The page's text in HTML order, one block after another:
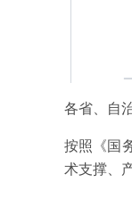
各省、自
按照《国
术支撑、